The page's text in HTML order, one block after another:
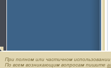
При полном или частичном
По всем возникающим вопросам пишите